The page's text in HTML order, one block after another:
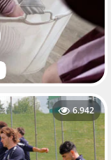
6.942